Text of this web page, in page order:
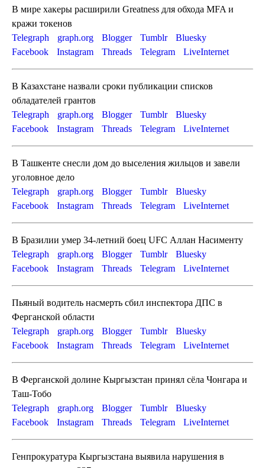
В мире хакеры расширили Greatness для обхода MFA и
кражи токенов
Telegraph
graph.org Blogger Tumblr
Bluesky
Facebook
Instagram Threads Telegram LiveInternet
В Казахстане назвали сроки публикации списков
обладателей грантов
Telegraph
graph.org Blogger Tumblr
Bluesky
Facebook
Instagram Threads Telegram LiveInternet
В Ташкенте снесли дом до выселения жильцов и завели
уголовное дело
Telegraph
graph.org Blogger Tumblr
Bluesky
Facebook
Instagram Threads Telegram LiveInternet
В Бразилии умер 34-летний боец UFC Аллан Насименту
Telegraph
graph.org Blogger Tumblr
Bluesky
Facebook
Instagram Threads Telegram LiveInternet
Пьяный водитель насмерть сбил инспектора ДПС в
Ферганской области
Telegraph
graph.org Blogger Tumblr
Bluesky
Facebook
Instagram Threads Telegram LiveInternet
В Ферганской долине Кыргызстан принял сёла Чонгара и
Таш-Тобо
Telegraph
graph.org Blogger Tumblr
Bluesky
Facebook
Instagram Threads Telegram LiveInternet
Генпрокуратура Кыргызстана выявила нарушения в